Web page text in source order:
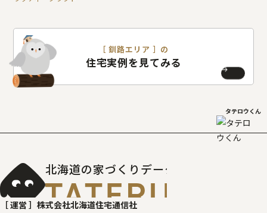
［ 釧路エリア ］の
住宅実例を見てみる
タテロウくん
北海道の家づくりデータベース
［ 運営 ］ 株式会社北海道住宅通信社